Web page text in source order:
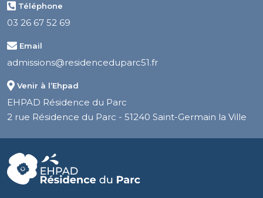
Téléphone
03 26 67 52 69
Email
admissions@residenceduparc51.fr
Venir à l’Ehpad
EHPAD Résidence du Parc
2 rue Résidence du Parc - 51240 Saint-Germain la Ville